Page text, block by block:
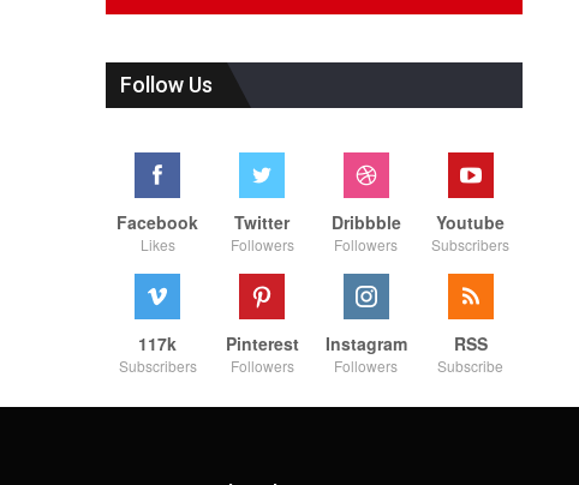
Follow Us
Facebook
Likes
Twitter
Followers
Dribbble
Followers
Youtube
Subscribers
117k
Subscribers
Pinterest
Followers
Instagram
Followers
RSS
Subscribe